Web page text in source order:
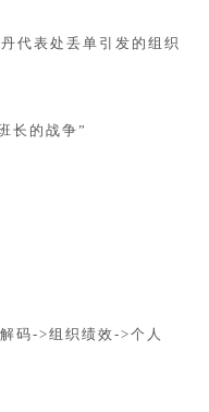
代表处丢单引发的组织
长的战争”
码->组织绩效->个人